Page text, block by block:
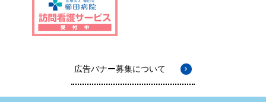
広告バナー募集について